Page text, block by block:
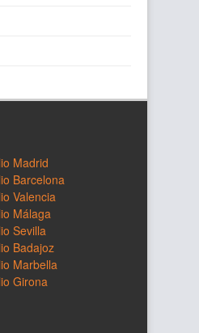
Madrid
Barcelona
Valencia
Málaga
Sevilla
Badajoz
Marbella
Girona